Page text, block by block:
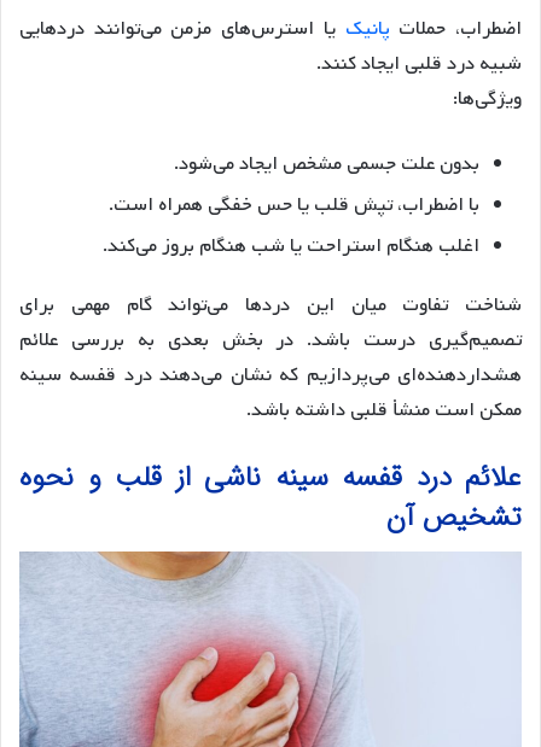
اضطراب، حملات پانیک یا استرس‌های مزمن می‌توانند دردهایی
شبیه درد قلبی ایجاد کنند.
ویژگی‌ها:
بدون علت جسمی مشخص ایجاد می‌شود.
با اضطراب، تپش قلب یا حس خفگی همراه است.
اغلب هنگام استراحت یا شب هنگام بروز می‌کند.
شناخت تفاوت میان این دردها می‌تواند گام مهمی برای
تصمیم‌گیری درست باشد. در بخش بعدی به بررسی علائم
هشداردهنده‌ای می‌پردازیم که نشان می‌دهند درد قفسه سینه
ممکن است منشأ قلبی داشته باشد.
علائم درد قفسه سینه ناشی از قلب و نحوه
تشخیص آن